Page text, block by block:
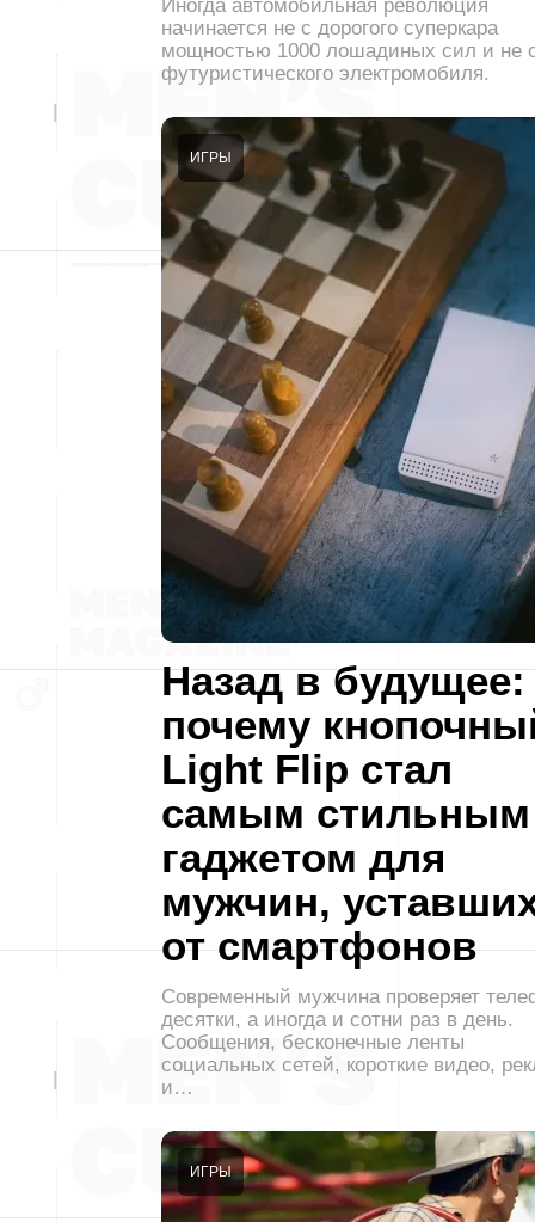
Иногда автомобильная революция
начинается не с дорогого суперкара
мощностью 1000 лошадиных сил и не
футуристического электромобиля.
Назад в будущее:
почему
Light Flip стал
самым стильным
гаджетом для
мужчин,
от смартфонов
ИГРЫ
Современный мужчина проверяет
десятки, а иногда и сотни раз в день.
Сообщения, бесконечные ленты
социальных сетей, короткие видео,
и…
ИГРЫ